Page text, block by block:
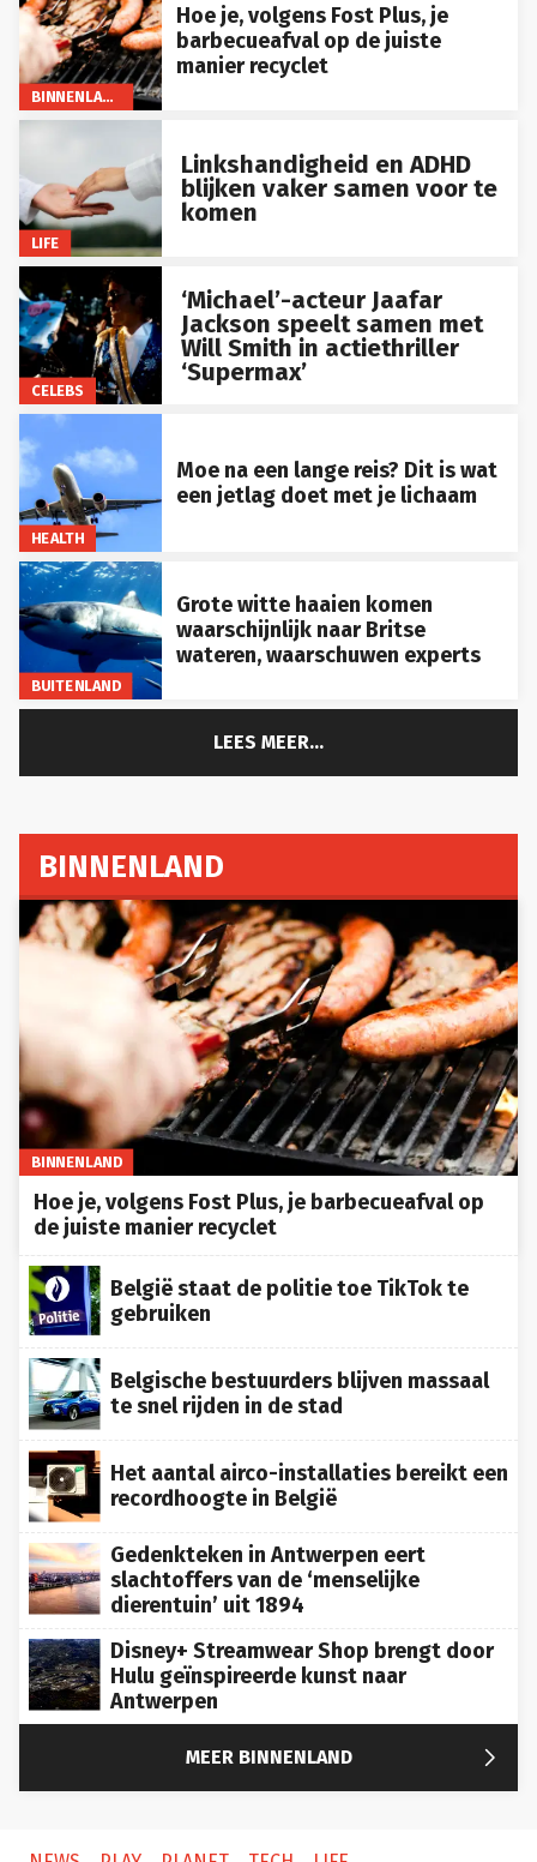
BINNENLAND
Hoe je, volgens Fost Plus, je
barbecueafval op de juiste
manier recyclet
LIFE
Linkshandigheid en ADHD
blijken vaker samen voor te
komen
CELEBS
‘Michael’-acteur Jaafar
Jackson speelt samen met
Will Smith in actiethriller
‘Supermax’
HEALTH
Moe na een lange reis? Dit is wat
een jetlag doet met je lichaam
BUITENLAND
Grote witte haaien komen
waarschijnlijk naar Britse
wateren, waarschuwen experts
LEES MEER...
BINNENLAND
BINNENLAND
Hoe je, volgens Fost Plus, je barbecueafval op
de juiste manier recyclet
België staat de politie toe TikTok te
gebruiken
Belgische bestuurders blijven massaal
te snel rijden in de stad
Het aantal airco-installaties bereikt een
recordhoogte in België
Gedenkteken in Antwerpen eert
slachtoffers van de ‘menselijke
dierentuin’ uit 1894
Disney+ Streamwear Shop brengt door
Hulu geïnspireerde kunst naar
Antwerpen
MEER BINNENLAND 